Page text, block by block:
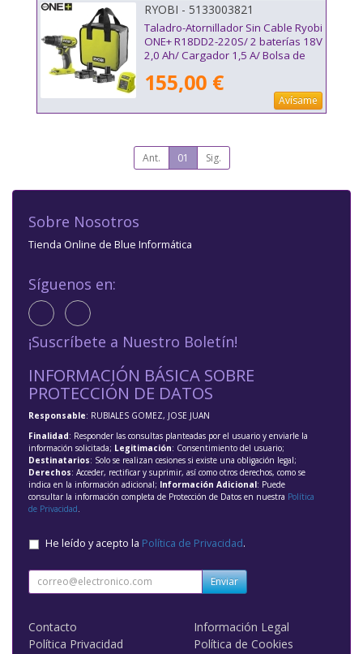
RYOBI - 5133003821
Taladro-Atornillador Sin Cable Ryobi
ONE+ R18DD2-220S/ 2 baterías 18V
2,0 Ah/ Cargador 1,5 A/ Bolsa de
155,00 €
Avísame
Ant. 01 Sig.
Sobre Nosotros
Tienda Online de Blue Informática
Síguenos en:
¡Suscríbete a Nuestro Boletín!
INFORMACIÓN BÁSICA SOBRE
PROTECCIÓN DE DATOS
Responsable: RUBIALES GOMEZ, JOSE JUAN
Finalidad: Responder las consultas planteadas por el usuario y enviarle la
información solicitada; Legitimación: Consentimiento del usuario;
Destinatarios: Solo se realizan cesiones si existe una obligación legal;
Derechos: Acceder, rectificar y suprimir, así como otros derechos, como se
indica en la información adicional; Información Adicional: Puede
consultar la información completa de Protección de Datos en nuestra Política
de Privacidad
He leído y acepto la Política de Privacidad.
Enviar
Contacto
Información Legal
Política Privacidad
Política de Cookies